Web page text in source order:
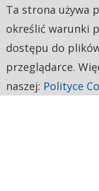
Ta strona używa
określić warunki
dostępu do
przeglądarce.
naszej: Polityce